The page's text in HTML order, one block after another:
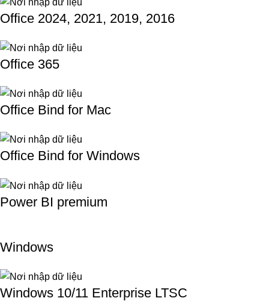
Office 2024, 2021, 2019, 2016
Office 365
Office Bind for Mac
Office Bind for Windows
Power BI premium
Windows
Windows 10/11 Enterprise LTSC